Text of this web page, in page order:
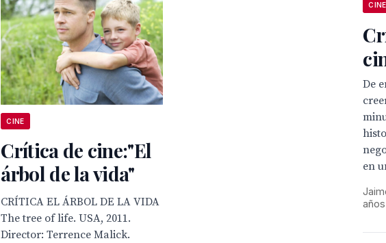
CINE
Crítica de cine:"El
árbol de la vida"
CRÍTICA EL ÁRBOL DE LA VIDA
The tree of life. USA, 2011.
Director: Terrence Malick.
CINE
De
en
años